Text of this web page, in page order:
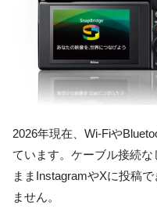
2026年現在、Wi-Fiや
ています。ケーブル接続
ままInstagramやXに投稿
ません。